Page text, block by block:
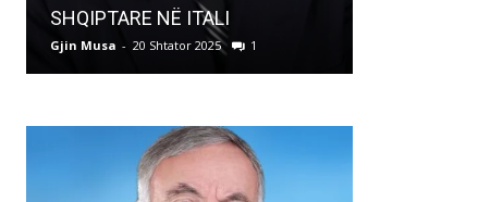
SHQIPTARE NË ITALI
Gjin Musa - 20 Shtator 2025 1